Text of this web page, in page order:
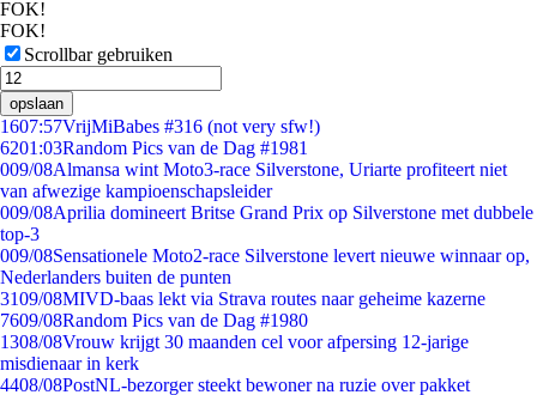
FOK!
FOK!
Scrollbar gebruiken
opslaan
1607:57VrijMiBabes #316 (not very sfw!)
6201:03Random Pics van de Dag #1981
009/08Almansa wint Moto3-race Silverstone, Uriarte profiteert niet
van afwezige kampioenschapsleider
009/08Aprilia domineert Britse Grand Prix op Silverstone met dubbele
top-3
009/08Sensationele Moto2-race Silverstone levert nieuwe winnaar op,
Nederlanders buiten de punten
3109/08MIVD-baas lekt via Strava routes naar geheime kazerne
7609/08Random Pics van de Dag #1980
1308/08Vrouw krijgt 30 maanden cel voor afpersing 12-jarige
misdienaar in kerk
4408/08PostNL-bezorger steekt bewoner na ruzie over pakket